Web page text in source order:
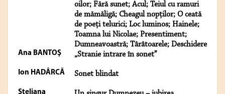
oilor; Fără sunet; Acul; Teiul cu ramuri
de mămăligă; Cheagul nopţilor; O ceată
de poeţi telurici; Loc luminos; Hainele;
Toamna lui Nicolae; Presentiment;
Dumneavoastră; Târâtoarele; Deschidere
Ana BANTOŞ „Stranie intrare în sonet”
Ion HADÂRCĂ Sonet blindat
Steliana